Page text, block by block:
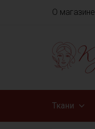
О магазине
Ткани